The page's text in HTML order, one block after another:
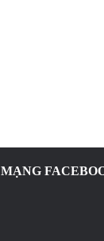
MẠNG